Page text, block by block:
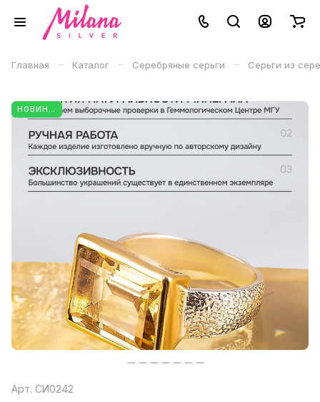
Главная – Каталог – Серебряные серьги – Серьги из
Арт. СИ0242